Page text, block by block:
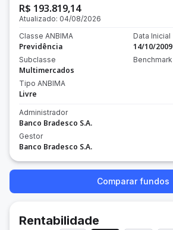
R$ 193.819,14
Atualizado: 04/08/2026
Classe ANBIMA
Previdência
Subclasse
Multimercados
Tipo ANBIMA
Livre
Data Inicial
14/10/2009
Benchmark
Administrador
Banco Bradesco S.A.
Gestor
Banco Bradesco S.A.
Comparar fundos
Rentabilidade